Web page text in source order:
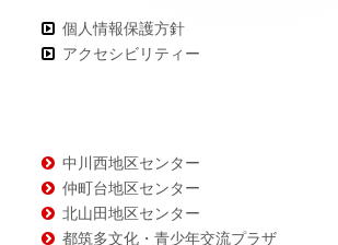
ン
ツ
個人情報保護方針
アクセシビリティー
中川西地区センター
仲町台地区センター
北山田地区センター
都筑多文化・青少年交流プラザ